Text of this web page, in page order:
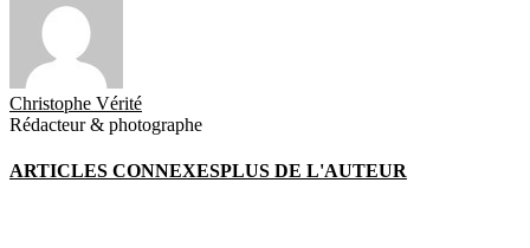
Christophe Vérité
Rédacteur & photographe
ARTICLES CONNEXESPLUS DE L'AUTEUR